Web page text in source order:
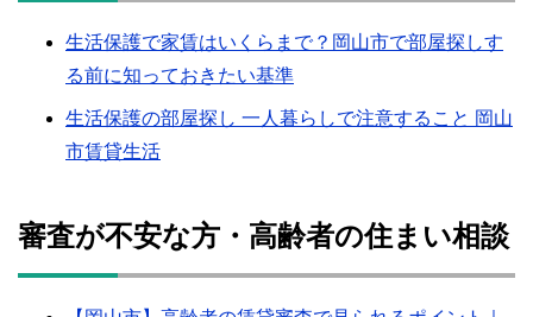
生活保護で家賃はいくらまで？岡山市で部屋探しす
る前に知っておきたい基準
生活保護の部屋探し 一人暮らしで注意すること 岡山
市賃貸生活
審査が不安な方・高齢者の住まい相談